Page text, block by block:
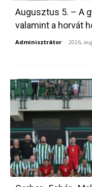
Augusztus 5. – A
valamint a horvát
Adminisztrátor - 2026,